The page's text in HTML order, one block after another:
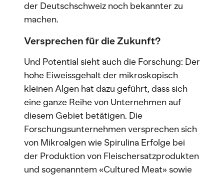
der Deutschschweiz noch bekannter zu
machen.
Versprechen für die Zukunft?
Und Potential sieht auch die Forschung: Der
hohe Eiweissgehalt der mikroskopisch
kleinen Algen hat dazu geführt, dass sich
eine ganze Reihe von Unternehmen auf
diesem Gebiet betätigen. Die
Forschungsunternehmen versprechen sich
von Mikroalgen wie Spirulina Erfolge bei
der Produktion von Fleischersatzprodukten
und sogenanntem «Cultured Meat» sowie